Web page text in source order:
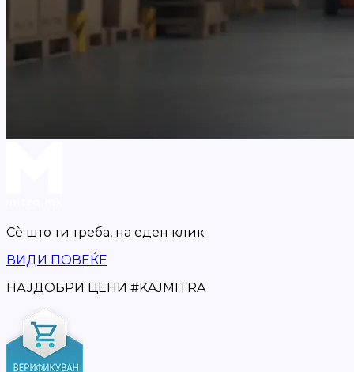
Сè што ти треба, на еден клик
ВИДИ ПОВЕЌЕ
НАЈДОБРИ ЦЕНИ #KAJMITRA